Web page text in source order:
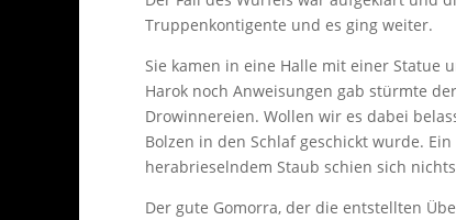
Truppenkontigente und es ging weiter.
Sie kamen in eine Halle mit einer Statue
Harok noch Anweisungen gab stürmte
Drowinnereien. Wollen wir es dabei
Bolzen in den Schlaf geschickt wurde.
herabrieselndem Staub schien sich
Der gute Gomorra, der die entstellten